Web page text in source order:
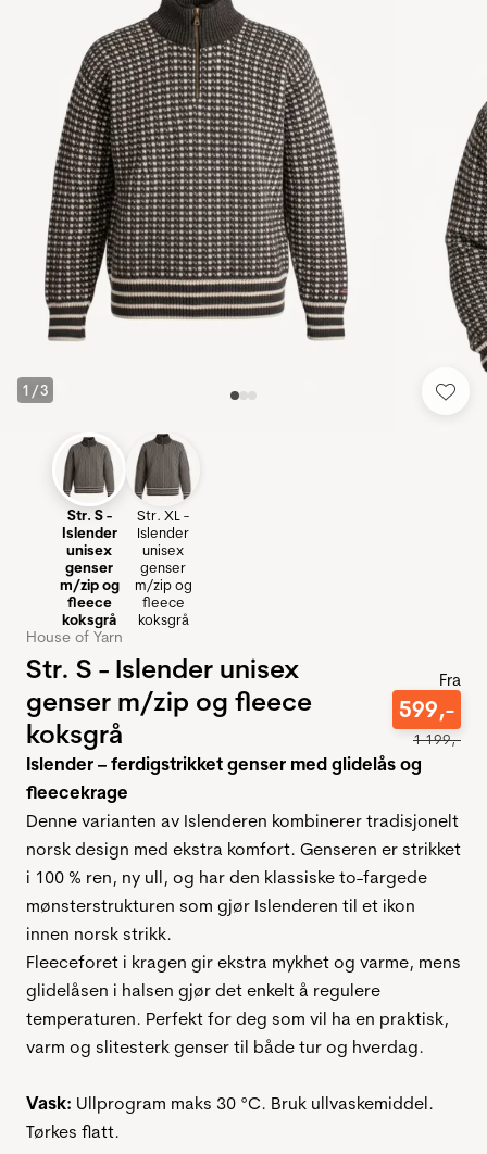
1 /3
Str. S -
Islender
unisex
genser
m/zip og
fleece
koksgrå
Str. XL -
Islender
unisex
genser
m/zip og
fleece
koksgrå
House of Yarn
Str. S - Islender unisex
genser m/zip og fleece
koksgrå
Fra
599,-
1199,-
Islender – ferdigstrikket genser med glidelås og
fleecekrage
Denne varianten av Islenderen kombinerer tradisjonelt
norsk design med ekstra komfort. Genseren er strikket
i 100 % ren, ny ull, og har den klassiske to-fargede
mønsterstrukturen som gjør Islenderen til et ikon
innen norsk strikk.
Fleeceforet i kragen gir ekstra mykhet og varme, mens
glidelåsen i halsen gjør det enkelt å regulere
temperaturen. Perfekt for deg som vil ha en praktisk,
varm og slitesterk genser til både tur og hverdag.
Vask: Ullprogram maks 30 °C. Bruk ullvaskemiddel.
Tørkes flatt.